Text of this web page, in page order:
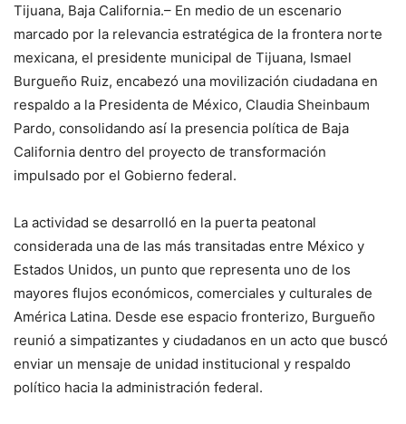
Tijuana, Baja California.– En medio de un escenario
marcado por la relevancia estratégica de la frontera norte
mexicana, el presidente municipal de Tijuana, Ismael
Burgueño Ruiz, encabezó una movilización ciudadana en
respaldo a la Presidenta de México, Claudia Sheinbaum
Pardo, consolidando así la presencia política de Baja
California dentro del proyecto de transformación
impulsado por el Gobierno federal.
La actividad se desarrolló en la puerta peatonal
considerada una de las más transitadas entre México y
Estados Unidos, un punto que representa uno de los
mayores flujos económicos, comerciales y culturales de
América Latina. Desde ese espacio fronterizo, Burgueño
reunió a simpatizantes y ciudadanos en un acto que buscó
enviar un mensaje de unidad institucional y respaldo
político hacia la administración federal.